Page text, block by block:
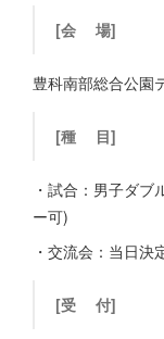
[会 場]
豊科南部総合公
[種 目]
・試合：男子ダ
ー可)
・交流会：当日
[受 付]